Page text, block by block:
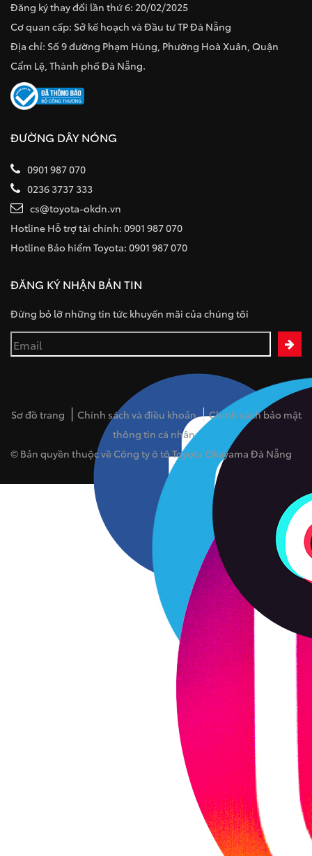
Đăng ký thay đổi lần thứ 6: 20/02/2025
Cơ quan cấp: Sở kế hoạch và Đầu tư TP Đà Nẵng
Địa chỉ: Số 9 đường Phạm Hùng, Phường Hoà Xuân, Quận
Cẩm Lệ, Thành phố Đà Nẵng.
ĐƯỜNG DÂY NÓNG
0901 987 070
0236 3737 333
cs@toyota-okdn.vn
Hotline Hỗ trợ tài chính: 0901 987 070
Hotline Bảo hiểm Toyota: 0901 987 070
ĐĂNG KÝ NHẬN BẢN TIN
Đừng bỏ lỡ những tin tức khuyến mãi của chúng tôi
Sơ đồ trang Chính sách và điều khoản
Chính sách bảo mật
thông tin cá nhân
© Bản quyền thuộc về Công ty ô tô Toyota Okayama Đà Nẵng